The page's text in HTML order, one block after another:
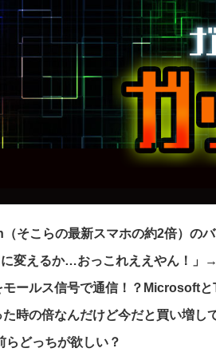
そこらの最新スマホの約2倍）の
変えるか…おっこれええやん！」
モールス信号で通信！？Microsoft
時の倍なんだけど今だと買い増し
どっちが欲しい？